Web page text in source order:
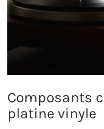
Composants
platine vinyle